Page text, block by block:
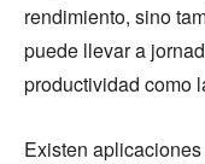
rendimiento, sino
puede llevar a
productividad como
Existen